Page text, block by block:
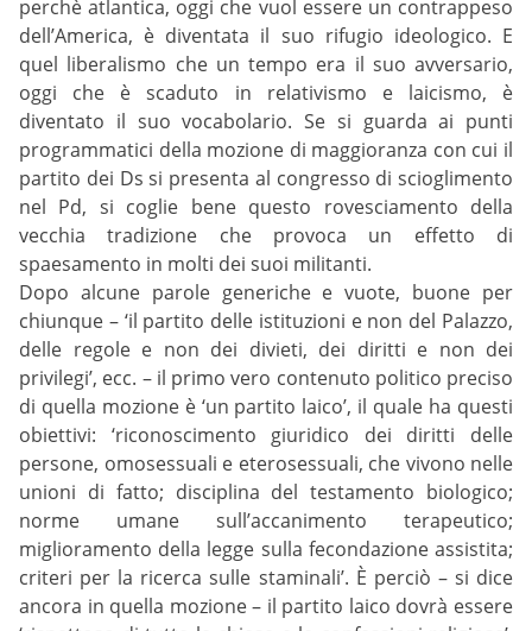
perchè atlantica, oggi che vuol essere un contrappeso
dell’America, è diventata il suo rifugio ideologico. E
quel liberalismo che un tempo era il suo avversario,
oggi che è scaduto in relativismo e laicismo, è
diventato il suo vocabolario. Se si guarda ai punti
programmatici della mozione di maggioranza con cui il
partito dei Ds si presenta al congresso di scioglimento
nel Pd, si coglie bene questo rovesciamento della
vecchia tradizione che provoca un effetto di
spaesamento in molti dei suoi militanti.
Dopo alcune parole generiche e vuote, buone per
chiunque – ‘il partito delle istituzioni e non del Palazzo,
delle regole e non dei divieti, dei diritti e non dei
privilegi’, ecc. – il primo vero contenuto politico preciso
di quella mozione è ‘un partito laico’, il quale ha questi
obiettivi: ‘riconoscimento giuridico dei diritti delle
persone, omosessuali e eterosessuali, che vivono nelle
unioni di fatto; disciplina del testamento biologico;
norme umane sull’accanimento terapeutico;
miglioramento della legge sulla fecondazione assistita;
criteri per la ricerca sulle staminali’. È perciò – si dice
ancora in quella mozione – il partito laico dovrà essere